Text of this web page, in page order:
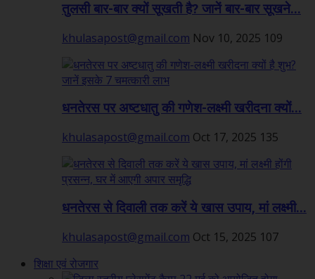
तुलसी बार-बार क्यों सूखती है? जानें बार-बार सूखने...
khulasapost@gmail.com Nov 10, 2025 109
धनतेरस पर अष्टधातु की गणेश-लक्ष्मी खरीदना क्यों...
khulasapost@gmail.com Oct 17, 2025 135
धनतेरस से दिवाली तक करें ये खास उपाय, मां लक्ष्मी...
khulasapost@gmail.com Oct 15, 2025 107
शिक्षा एवं रोजगार